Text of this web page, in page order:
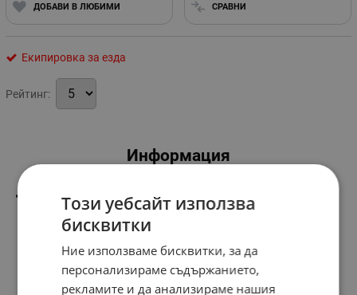
ДОБАВИ В ЛЮБИМИ СРАВНИ
Екипировка за езда
Рейтинг:
Информация
Двойно регулируем
Този уебсайт използва
бисквитки
Ние използваме бисквитки, за да
персонализираме съдържанието,
рекламите и да анализираме нашия